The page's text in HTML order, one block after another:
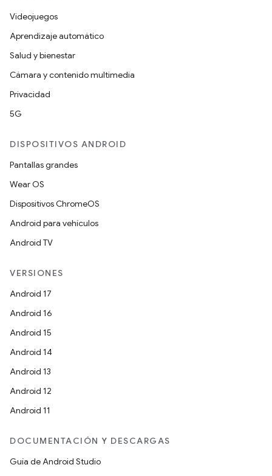
Videojuegos
Aprendizaje automático
Salud y bienestar
Cámara y contenido multimedia
Privacidad
5G
DISPOSITIVOS ANDROID
Pantallas grandes
Wear OS
Dispositivos ChromeOS
Android para vehículos
Android TV
VERSIONES
Android 17
Android 16
Android 15
Android 14
Android 13
Android 12
Android 11
DOCUMENTACIÓN Y DESCARGAS
Guía de Android Studio